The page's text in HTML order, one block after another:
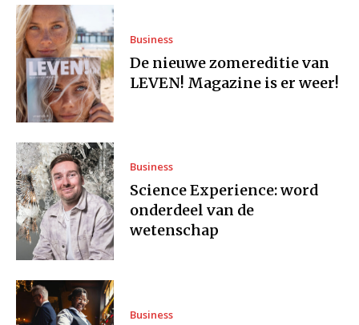
Business
De nieuwe zomereditie van
LEVEN! Magazine is er weer!
Business
Science Experience: word
onderdeel van de
wetenschap
Business